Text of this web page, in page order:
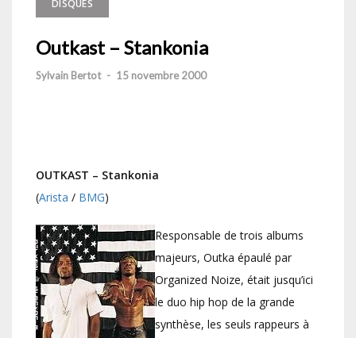
DISQUES
Outkast – Stankonia
Sylvain Bertot - 15 novembre 2000
OUTKAST – Stankonia
(Arista / BMG)
Responsable de trois albums
majeurs, Outka épaulé par
Organized Noize, était jusqu’ici
le duo hip hop de la grande
synthèse, les seuls rappeurs à